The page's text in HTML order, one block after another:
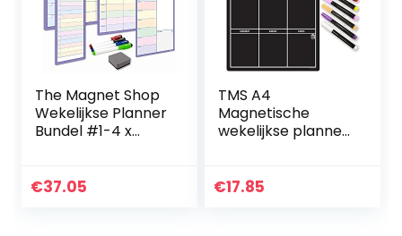
The Magnet Shop
Wekelijkse Planner
Bundel #1-4 x
Planners – A4
€37.05
TMS A4
Magnetische
wekelijkse planner
Droogwissen
€17.85